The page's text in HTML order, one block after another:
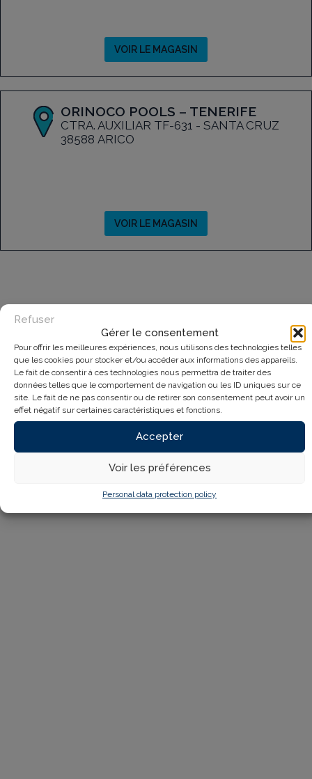
Gérer le consentement
Pour offrir les meilleures expériences, nous utilisons des technologies telles
que les cookies pour stocker et/ou accéder aux informations des appareils.
Le fait de consentir à ces technologies nous permettra de traiter des
données telles que le comportement de navigation ou les ID uniques sur ce
site. Le fait de ne pas consentir ou de retirer son consentement peut avoir un
effet négatif sur certaines caractéristiques et fonctions.
Accepter
Refuser
Voir les préférences
Personal data protection policy
VOIR LE MAGASIN
ORINOCO POOLS – TENERIFE
CTRA. AUXILIAR TF-631 - SANTA CRUZ
38588 ARICO
VOIR LE MAGASIN